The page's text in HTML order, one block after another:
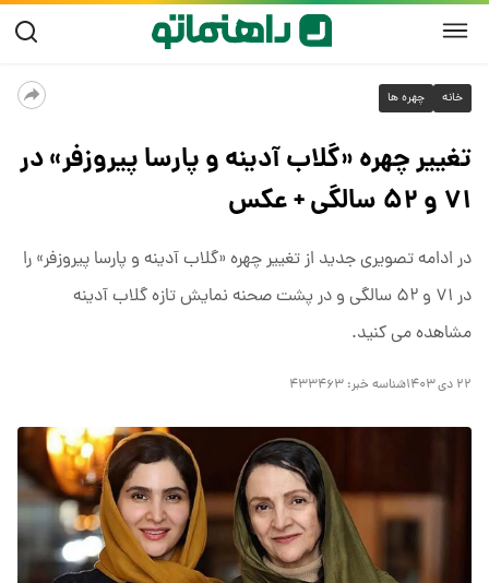
خانه چهره ها
تغییر چهره «گلاب آدینه و پارسا پیروزفر» در
۷۱ و ۵۲ سالگی + عکس
در ادامه تصویری جدید از تغییر چهره «گلاب آدینه و پارسا پیروزفر» را
در ۷۱ و ۵۲ سالگی و در پشت صحنه نمایش تازه گلاب آدینه
مشاهده می کنید.
۲۲ دی ۱۴۰۳ شناسه خبر: ۴۳۳۴۶۳